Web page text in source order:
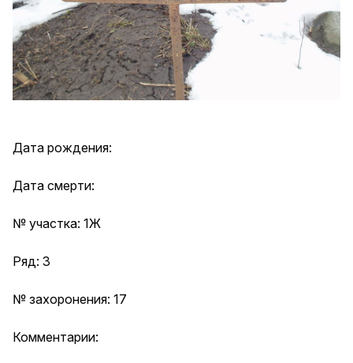
Дата рождения:
Дата смерти:
№ участка: 1Ж
Ряд: 3
№ захоронения: 17
Комментарии: